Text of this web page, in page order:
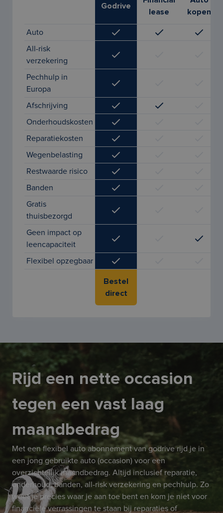
Godrive
lease
kopen
Auto
All-risk
verzekering
Pechhulp in
Europa
Afschrijving
Onderhoudskosten
Reparatiekosten
Wegenbelasting
Restwaarde risico
Banden
Gratis
thuisbezorgd
Geen impact op
leencapaciteit
Flexibel opzegbaar
Bestel
direct
Rijd een nette occasion
tegen een vast laag
maandbedrag
Met een flexibel auto abonnement van godrive rijd je in
een jong gebruikte auto (occasion) voor een
overzichtelijk maandbedrag. Altijd inclusief reparatie,
onderhoud, banden, all-risk verzekering en pechhulp. Zo
weet je precies waar je aan toe bent en kom je niet voor
financiële verrassingen te staan bij reparaties of